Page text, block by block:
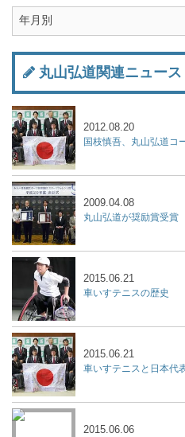
丸山弘道関連ニュース
国枝慎吾、丸山弘道コーチら
2012.08.20
丸山弘道が奨励賞受賞 ヤマハ
2009.04.08
車いすテニスの歴史
2015.06.21
車いすテニスと日本代
2015.06.21
2015.06.06